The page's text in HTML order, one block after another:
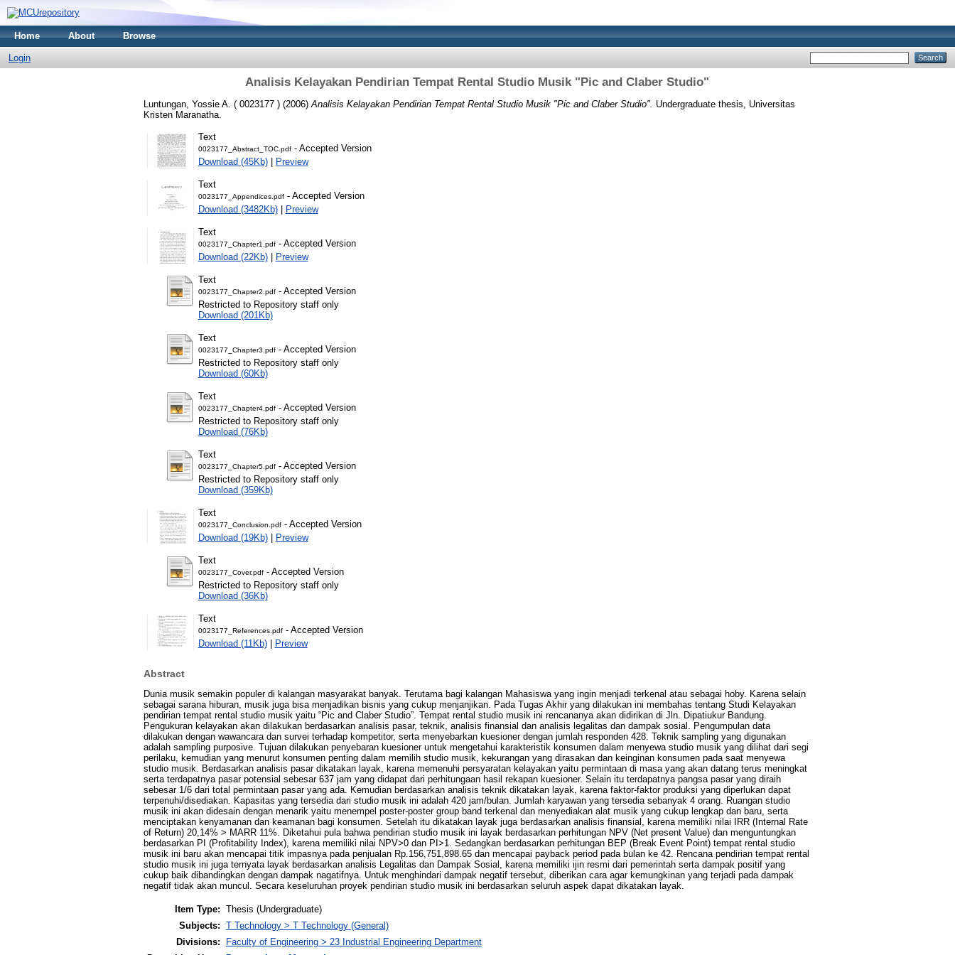
Home About Browse
Login
Analisis Kelayakan Pendirian Tempat Rental Studio Musik "Pic and Claber Studio"
Luntungan, Yossie A. ( 0023177 )(2006) Analisis Kelayakan Pendirian Tempat Rental Studio Musik "Pic and Claber Studio". Undergraduate thesis, Universitas
Kristen Maranatha.
Text
0023177_Abstract_TOC.pdf- Accepted Version
Download (45Kb)| Preview
Text
0023177_Appendices.pdf- Accepted Version
Download (3482Kb)| Preview
Text
0023177_Chapter1.pdf- Accepted Version
Download (22Kb)| Preview
Text
0023177_Chapter2.pdf- Accepted Version
Restricted to Repository staff only
Download (201Kb)
Text
0023177_Chapter3.pdf- Accepted Version
Restricted to Repository staff only
Download (60Kb)
Text
0023177_Chapter4.pdf- Accepted Version
Restricted to Repository staff only
Download (76Kb)
Text
0023177_Chapter5.pdf- Accepted Version
Restricted to Repository staff only
Download (359Kb)
Text
0023177_Conclusion.pdf- Accepted Version
Download (19Kb)| Preview
Text
0023177_Cover.pdf- Accepted Version
Restricted to Repository staff only
Download (36Kb)
Text
0023177_References.pdf- Accepted Version
Download (11Kb)| Preview
Abstract
Dunia musik semakin populer di kalangan masyarakat banyak. Terutama bagi kalangan Mahasiswa yang ingin menjadi terkenal atau sebagai hoby. Karena selain
sebagai sarana hiburan, musik juga bisa menjadikan bisnis yang cukup menjanjikan. Pada Tugas Akhir yang dilakukan ini membahas tentang Studi Kelayakan
pendirian tempat rental studio musik yaitu “Pic and Claber Studio”. Tempat rental studio musik ini rencananya akan didirikan di Jln. Dipatiukur Bandung.
Pengukuran kelayakan akan dilakukan berdasarkan analisis pasar, teknik, analisis finansial dan analisis legalitas dan dampak sosial. Pengumpulan data
dilakukan dengan wawancara dan survei terhadap kompetitor, serta menyebarkan kuesioner dengan jumlah responden 428. Teknik sampling yang digunakan
adalah sampling purposive. Tujuan dilakukan penyebaran kuesioner untuk mengetahui karakteristik konsumen dalam menyewa studio musik yang dilihat dari segi
perilaku, kemudian yang menurut konsumen penting dalam memilih studio musik, kekurangan yang dirasakan dan keinginan konsumen pada saat menyewa
studio musik. Berdasarkan analisis pasar dikatakan layak, karena memenuhi persyaratan kelayakan yaitu permintaan di masa yang akan datang terus meningkat
serta terdapatnya pasar potensial sebesar 637 jam yang didapat dari perhitungaan hasil rekapan kuesioner. Selain itu terdapatnya pangsa pasar yang diraih
sebesar 1/6 dari total permintaan pasar yang ada. Kemudian berdasarkan analisis teknik dikatakan layak, karena faktor-faktor produksi yang diperlukan dapat
terpenuhi/disediakan. Kapasitas yang tersedia dari studio musik ini adalah 420 jam/bulan. Jumlah karyawan yang tersedia sebanyak 4 orang. Ruangan studio
musik ini akan didesain dengan menarik yaitu menempel poster-poster group band terkenal dan menyediakan alat musik yang cukup lengkap dan baru, serta
menciptakan kenyamanan dan keamanan bagi konsumen. Setelah itu dikatakan layak juga berdasarkan analisis finansial, karena memiliki nilai IRR (Internal Rate
of Return) 20,14% > MARR 11%. Diketahui pula bahwa pendirian studio musik ini layak berdasarkan perhitungan NPV (Net present Value) dan menguntungkan
berdasarkan PI (Profitability Index), karena memiliki nilai NPV>0 dan PI>1. Sedangkan berdasarkan perhitungan BEP (Break Event Point) tempat rental studio
musik ini baru akan mencapai titik impasnya pada penjualan Rp.156,751,898.65 dan mencapai payback period pada bulan ke 42. Rencana pendirian tempat rental
studio musik ini juga ternyata layak berdasarkan analisis Legalitas dan Dampak Sosial, karena memiliki ijin resmi dari pemerintah serta dampak positif yang
cukup baik dibandingkan dengan dampak nagatifnya. Untuk menghindari dampak negatif tersebut, diberikan cara agar kemungkinan yang terjadi pada dampak
negatif tidak akan muncul. Secara keseluruhan proyek pendirian studio musik ini berdasarkan seluruh aspek dapat dikatakan layak.
Item Type: Thesis (Undergraduate)
Subjects: T Technology > T Technology (General)
Divisions:
Faculty of Engineering > 23 Industrial Engineering Department